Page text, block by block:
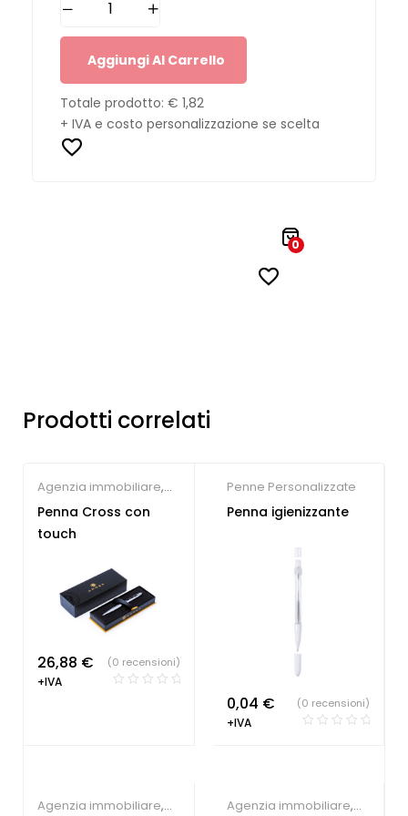
Aggiungi Al Carrello
Totale prodotto: € 1,82
+ IVA e costo personalizzazione se scelta
0
Prodotti correlati
Agenzia immobiliare,
Farmacie,Gadget per
congressi
Studio
dentistico,Penne
Personalizzate
Penna Cross con
touch
26,88 €
+IVA
(0 recensioni)
Penne Personalizzate
Penna igienizzante
0,04 €
+IVA
(0 recensioni)
Agenzia immobiliare,
Agenzia immobiliare,